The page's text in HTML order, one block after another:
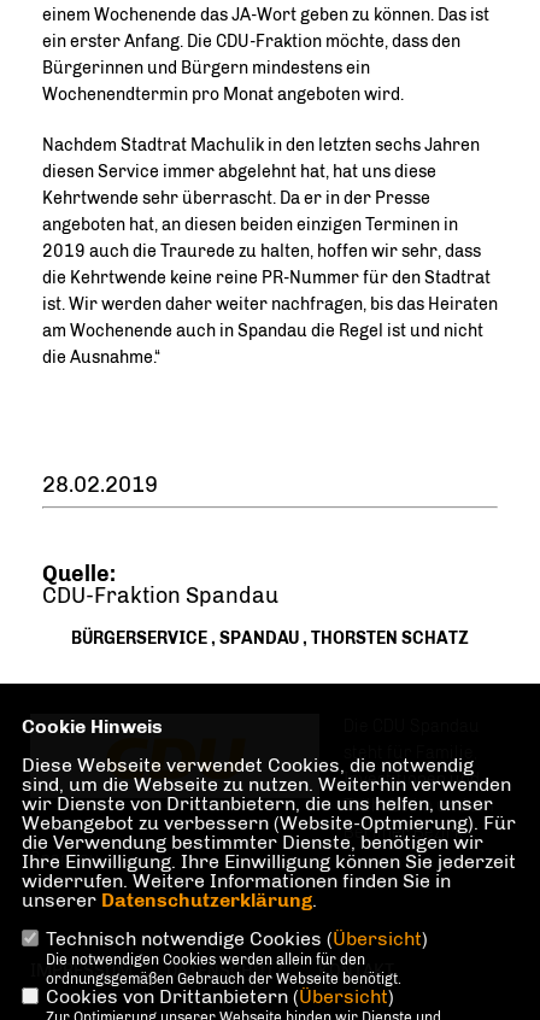
einem Wochenende das JA-Wort geben zu können. Das ist
ein erster Anfang. Die CDU-Fraktion möchte, dass den
Bürgerinnen und Bürgern mindestens ein
Wochenendtermin pro Monat angeboten wird.
Nachdem Stadtrat Machulik in den letzten sechs Jahren
diesen Service immer abgelehnt hat, hat uns diese
Kehrtwende sehr überrascht. Da er in der Presse
angeboten hat, an diesen beiden einzigen Terminen in
2019 auch die Traurede zu halten, hoffen wir sehr, dass
die Kehrtwende keine reine PR-Nummer für den Stadtrat
ist. Wir werden daher weiter nachfragen, bis das Heiraten
am Wochenende auch in Spandau die Regel ist und nicht
die Ausnahme.“
28.02.2019
Quelle:
CDU-Fraktion Spandau
BÜRGERSERVICE, SPANDAU, THORSTEN SCHATZ
Investitionen und
Teilhabe im und am
Berliner Bezirk
Spandau.
IMPRESSUM DATENSCHUTZ KONTAKT
Cookie Hinweis
Diese Webseite verwendet Cookies, die notwendig
sind, um die Webseite zu nutzen. Weiterhin verwenden
wir Dienste von Drittanbietern, die uns helfen, unser
Webangebot zu verbessern (Website-Optmierung). Für
die Verwendung bestimmter Dienste, benötigen wir
Ihre Einwilligung. Ihre Einwilligung können Sie jederzeit
widerrufen. Weitere Informationen finden Sie in
unserer Datenschutzerklärung.
Technisch notwendige Cookies (Übersicht)
Die notwendigen Cookies werden allein für den
ordnungsgemäßen Gebrauch der Webseite benötigt.
Cookies von Drittanbietern (Übersicht)